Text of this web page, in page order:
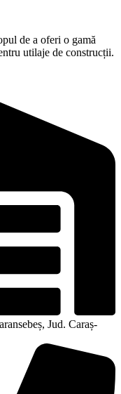
de a oferi o gamă
utilaje de construcții.
Jud. Caraș-